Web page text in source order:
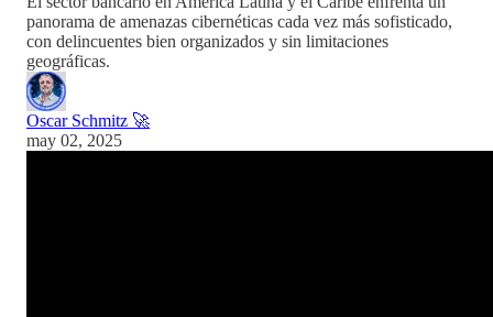
panorama de amenazas cibernéticas cada vez más sofisticado,
con delincuentes bien organizados y sin limitaciones
geográficas.
Oscar Schmitz 🚀
may 02, 2025